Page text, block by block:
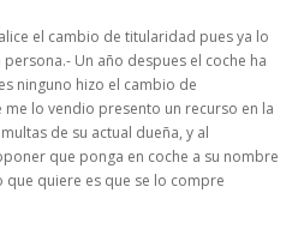
el cambio de titularidad pues ya lo
Un año despues el coche ha
ninguno hizo el cambio de
lo vendio presento un recurso en la
de su actual dueña, y al
que ponga en coche a su nombre
que quiere es que se lo compre